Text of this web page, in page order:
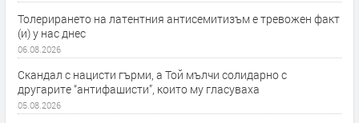
Толерирането на латентния антисемитизъм е тревожен факт
(и) у нас днес
06.08.2026
Скандал с нацисти гърми, а Той мълчи солидарно с
другарите “антифашисти”, които му гласуваха
05.08.2026